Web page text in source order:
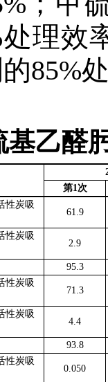
处理效
85%
基乙醛
第1 次
性炭吸
61.9
性炭吸
2.9
95.3
性炭吸
71.3
性炭吸
4.4
93.8
性炭吸
0.050